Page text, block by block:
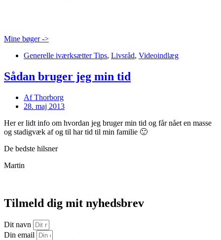
Mine bøger ->
Generelle iværksætter Tips, Livsråd, Videoindlæg
Sådan bruger jeg min tid
AfThorborg
28. maj 2013
Her er lidt info om hvordan jeg bruger min tid og får nået en masse
og stadigvæk af og til har tid til min familie 🙂
De bedste hilsner
Martin
Tilmeld dig mit nyhedsbrev
Dit navn
Din email